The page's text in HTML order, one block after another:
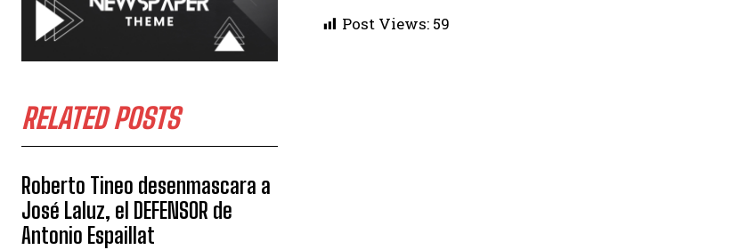
RELATED POSTS
Roberto Tineo desenmascara a
José Laluz, el DEFENSOR de
Antonio Espaillat
Post Views: 59